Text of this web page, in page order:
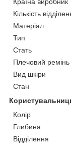
Кількість
Матеріал
Тип
Стать
Плечовий ремінь
Вид шкіри
Стан
Колір
Глибина
Відділення